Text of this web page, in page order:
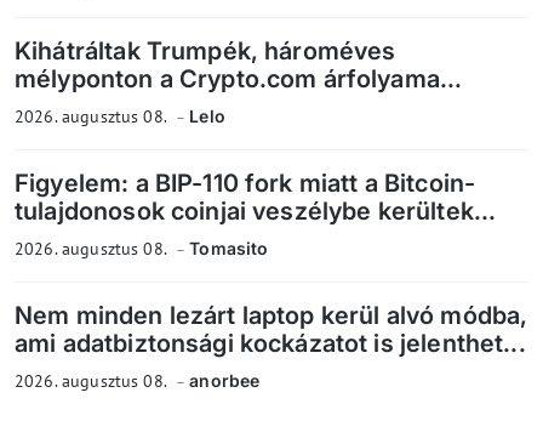
Kihátráltak Trumpék, hároméves
mélyponton a Crypto.com árfolyama...
2026. augusztus 08. Lelo
Figyelem: a BIP-110 fork miatt a Bitcoin-
tulajdonosok coinjai veszélybe kerültek...
2026. augusztus 08. Tomasito
Nem minden lezárt laptop kerül alvó módba,
ami adatbiztonsági kockázatot is jelenthet...
2026. augusztus 08. anorbee